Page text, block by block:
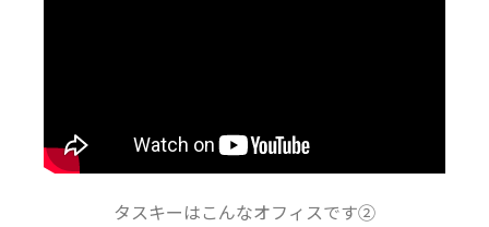
タスキーはこんなオフィスです②